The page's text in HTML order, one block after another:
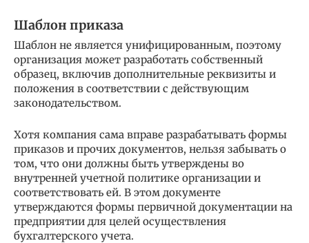
Шаблон приказа
Шаблон не является унифицированным, поэтому
организация может разработать собственный
образец, включив дополнительные реквизиты и
положения в соответствии с действующим
законодательством.
Хотя компания сама вправе разрабатывать формы
приказов и прочих документов, нельзя забывать о
том, что они должны быть утверждены во
внутренней учетной политике организации и
соответствовать ей. В этом документе
утверждаются формы первичной документации на
предприятии для целей осуществления
бухгалтерского учета.